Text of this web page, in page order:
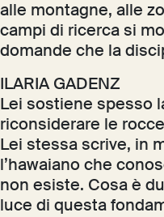
alle montagne, alle
campi di ricerca si
domande che la
ILARIA GADENZ
Lei sostiene spesso
riconsiderare le
Lei stessa scrive, in
l’hawaiano che
non esiste. Cosa è
luce di questa